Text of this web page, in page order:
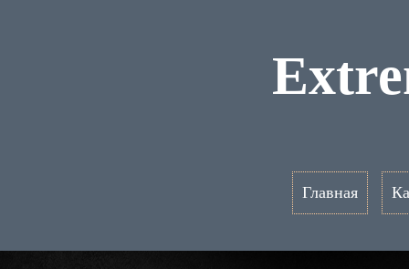
Главная